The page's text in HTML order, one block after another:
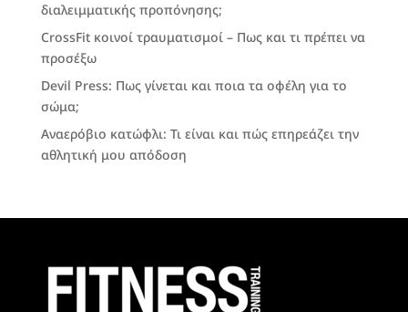
διαλειμματικής προπόνησης;
CrossFit κοινοί τραυματισμοί – Πως και τι πρέπει να
προσέξω
Devil Press: Πως γίνεται και ποια τα οφέλη για το
σώμα;
Αναερόβιο κατώφλι: Τι είναι και πώς επηρεάζει την
αθλητική μου απόδοση